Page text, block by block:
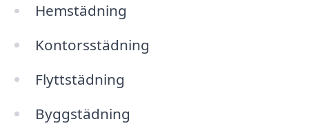
Hemstädning
Kontorsstädning
Flyttstädning
Byggstädning